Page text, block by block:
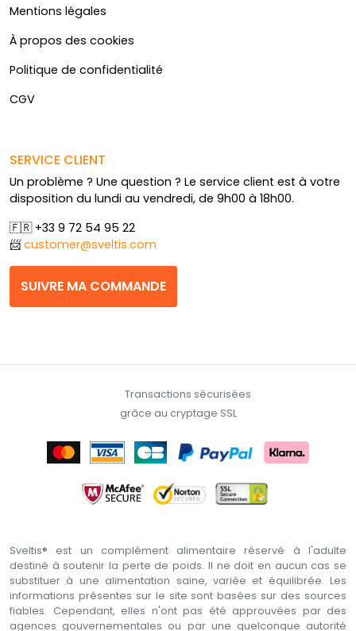
Mentions légales
À propos des cookies
Politique de confidentialité
CGV
SERVICE CLIENT
Un problème ? Une question ? Le service client est à votre
disposition du lundi au vendredi, de 9h00 à 18h00.
🇫🇷 +33 9 72 54 95 22
📨customer@sveltis.com
SUIVRE MA COMMANDE
Transactions sécurisées
grâce au cryptage SSL
Sveltis® est un complément alimentaire réservé à l'adulte
destiné à soutenir la perte de poids. Il ne doit en aucun cas se
substituer à une alimentation saine, variée et équilibrée. Les
informations présentes sur le site sont basées sur des sources
fiables. Cependant, elles n'ont pas été approuvées par des
agences gouvernementales ou par une quelconque autorité